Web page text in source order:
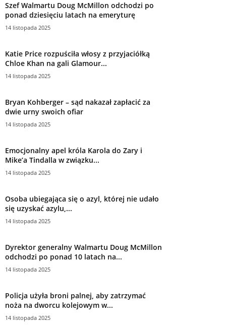
Szef Walmartu Doug McMillon odchodzi po
ponad dziesięciu latach na emeryturę
14 listopada 2025
Katie Price rozpuściła włosy z przyjaciółką
Chloe Khan na gali Glamour...
14 listopada 2025
Bryan Kohberger – sąd nakazał zapłacić za
dwie urny swoich ofiar
14 listopada 2025
Emocjonalny apel króla Karola do Zary i
Mike’a Tindalla w związku...
14 listopada 2025
Osoba ubiegająca się o azyl, której nie udało
się uzyskać azylu,...
14 listopada 2025
Dyrektor generalny Walmartu Doug McMillon
odchodzi po ponad 10 latach na...
14 listopada 2025
Policja użyła broni palnej, aby zatrzymać
noża na dworcu kolejowym w...
14 listopada 2025